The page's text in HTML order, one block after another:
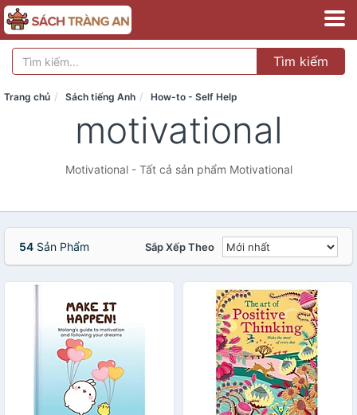
Tìm kiếm
Trang chủ Sách tiếng Anh How-to - Self Help
motivational
Motivational - Tất cả sản phẩm Motivational
54 Sản Phẩm Sắp Xếp Theo